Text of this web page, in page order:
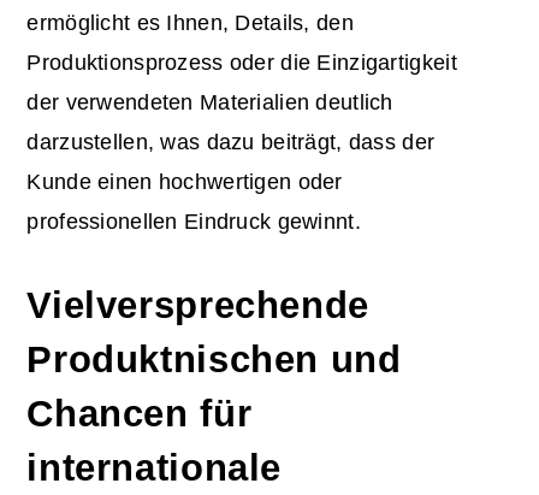
ermöglicht es Ihnen, Details, den
Produktionsprozess oder die Einzigartigkeit
der verwendeten Materialien deutlich
darzustellen, was dazu beiträgt, dass der
Kunde einen hochwertigen oder
professionellen Eindruck gewinnt.
Vielversprechende
Produktnischen und
Chancen für
internationale